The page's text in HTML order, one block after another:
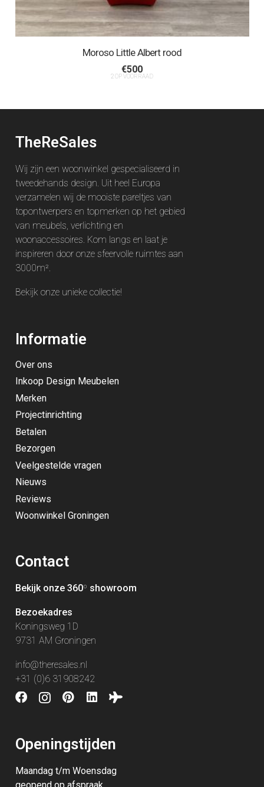
Moroso Little Albert rood
€500
2 OP VOORRAAD
TheReSales
Wij zijn een woonwinkel gespecialiseerd in
tweedehands design. Uit heel Europa
verzamelen wij de mooiste pareltjes van
topontwerpers en topmerken op het gebied
van meubels, verlichting en
woonaccessoires. Kom langs en laat je
inspireren door onze sfeervolle ruimtes aan
3000m².
Bekijk onze unieke collectie!
Informatie
Over ons
Inkoop Design Meubelen
Merken
Projectinrichting
Betalen
Bezorgen
Veelgestelde vragen
Nieuws
Reviews
Woonwinkel Groningen
Contact
Bekijk onze 360º showroom
Bezoekadres
Koningsweg 1D
9731 AM Groningen
info@theresales.nl
+31 (0)6 31908242
Openingstijden
Maandag t/m Woensdag
geopend op afspraak